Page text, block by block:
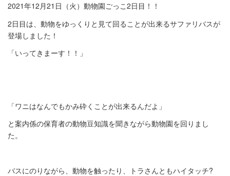
2021年12月21日（火）動物園ごっこ2日目！！
2日目は、動物をゆっくりと見て回ることが出来るサファリバスが
登場しました！
「いってきまーす！！」
「ワニはなんでもかみ砕くことが出来るんだよ」
と案内係の保育者の動物豆知識を聞きながら動物園を回りまし
た。
バスにのりながら、動物を触ったり、トラさんともハイタッチ?